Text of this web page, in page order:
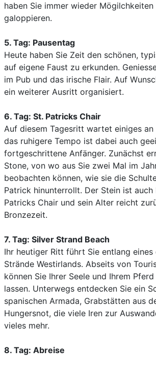
haben Sie immer wieder
galoppieren.
5. Tag: Pausentag
Heute haben Sie Zeit den schönen,
auf eigene Faust zu erkunden.
im Pub und das irische Flair. Auf
ein weiterer Ausritt organisiert.
6. Tag: St. Patricks Chair
Auf diesem Tagesritt wartet einiges an
das ruhigere Tempo ist dabei auch
fortgeschrittene Anfänger. Zunächst
Stone, von wo aus Sie zwei Mal im
beobachten können, wie sie die
Patrick hinunterrollt. Der Stein ist auch
Patricks Chair und sein Alter reicht
Bronzezeit.
7. Tag: Silver Strand Beach
Ihr heutiger Ritt führt Sie entlang eines
Strände Westirlands. Abseits von
können Sie Ihrer Seele und Ihrem
lassen. Unterwegs entdecken Sie ein
spanischen Armada, Grabstätten aus
Hungersnot, die viele Iren zur
vieles mehr.
8. Tag: Abreise